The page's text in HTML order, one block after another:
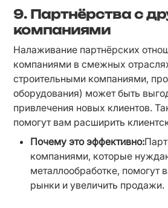
9. Партнёрства с
компаниями
Налаживание партнёрских
компаниями в смежных
строительными компаниями,
оборудования) может быть
привлечения новых клиентов.
помогут вам расширить
Почему это эффективно:
компаниями, которые
металлообработке, помогут
рынки и увеличить продажи.